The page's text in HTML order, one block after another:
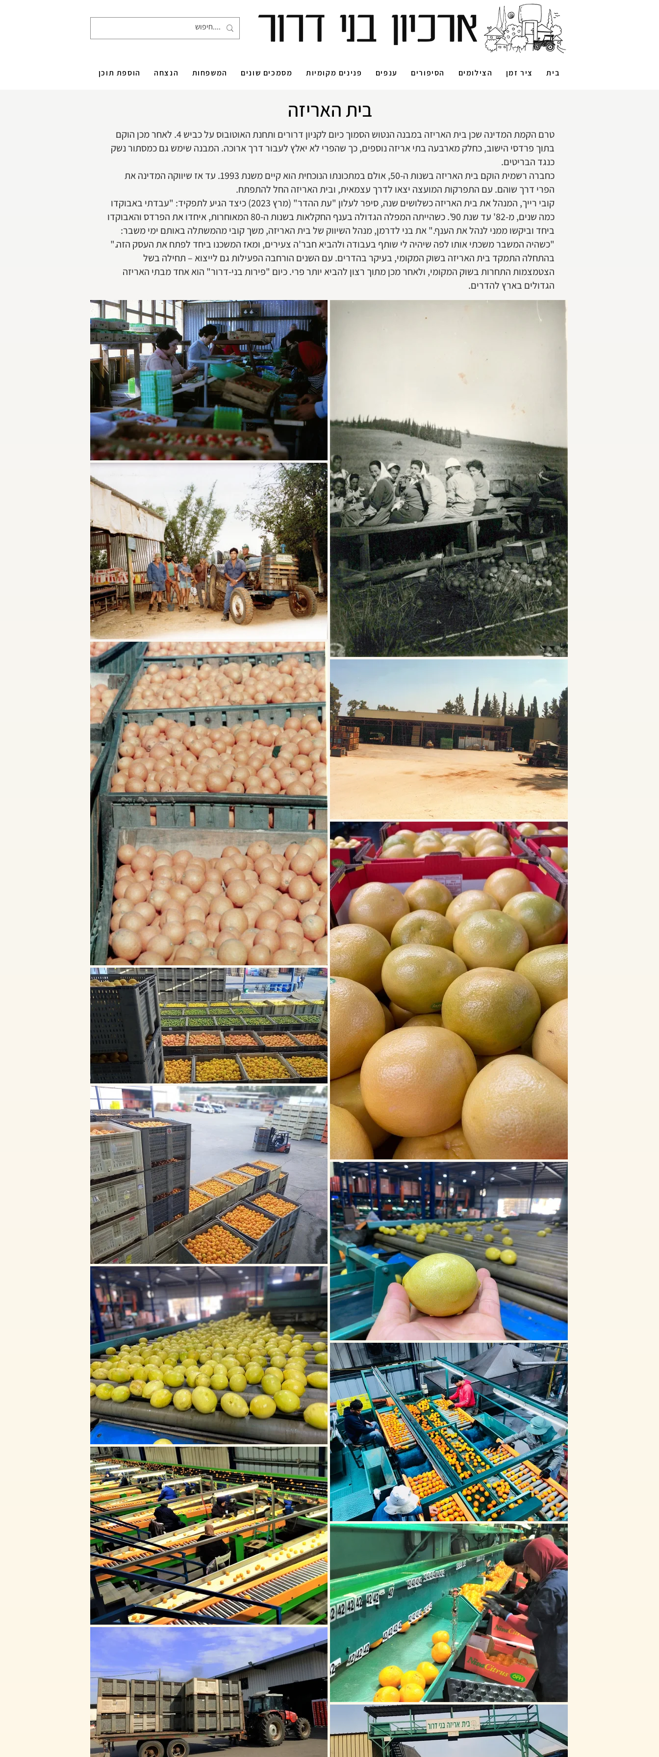
בית ציר זמן הצילומים הסיפורים ענפים פנינים מקומיות מסמכים שונים המשפחות הנצחה הוספת תוכן
בית האריזה
טרם הקמת המדינה שכן בית האריזה במבנה הנטוש הסמוך כיום לקניון דרורים ותחנת האוטובוס על כביש 4. לאחר מכן הוקם
בתוך פרדסי הישוב, כחלק מארבעה בתי אריזה נוספים, כך שהפרי לא יאלץ לעבור דרך ארוכה. המבנה שימש גם כמסתור נשק
כנגד הבריטים.
כחברה רשמית הוקם בית האריזה בשנות ה-50, אולם במתכונתו הנוכחית הוא קיים משנת 1993. עד אז שיווקה המדינה את
הפרי דרך שוהם. עם התפרקות המועצה יצאו לדרך עצמאית, ובית האריזה החל להתפתח.
קובי רייך, המנהל את בית האריזה כשלושים שנה, סיפר לעלון "עת ההדר" (מרץ 2023) כיצד הגיע לתפקיד: "עבדתי באבוקדו
כמה שנים, מ-82' עד שנת 90'. כשהייתה המפלה הגדולה בענף החקלאות בשנות ה-80 המאוחרות, איחדו את הפרדס והאבוקדו
ביחד וביקשו ממני לנהל את הענף." את בני לדרמן, מנהל השיווק של בית האריזה, משך קובי מהמשתלה באותם ימי משבר:
"כשהיה המשבר משכתי אותו לפה שיהיה לי שותף בעבודה ולהביא חבר'ה צעירים, ומאז המשכנו ביחד לפתח את העסק הזה."
בהתחלה התמקד בית האריזה בשוק המקומי, בעיקר בהדרים. עם השנים הורחבה הפעילות גם לייצוא – תחילה בשל
הצטמצמות התחרות בשוק המקומי, ולאחר מכן מתוך רצון להביא יותר פרי. כיום "פירות בני-דרור" הוא אחד מבתי האריזה
הגדולים בארץ להדרים.